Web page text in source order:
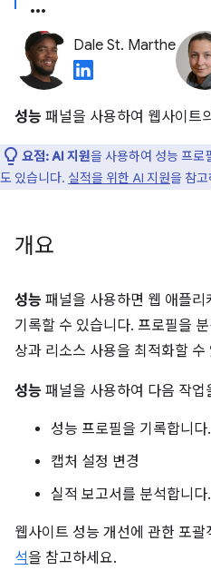
Dale St. Marthe
성능 패널을 사용하여 웹사이트
요점:AI 지원을 사용하여 성능 프로
도 있습니다. 실적을 위한 AI 지원을 참
개요
성능 패널을 사용하면 웹 애플
기록할 수 있습니다. 프로필을
상과 리소스 사용을 최적화할
성능 패널을 사용하여 다음 작업
성능 프로필을 기록합니다.
캡처 설정 변경
실적 보고서를 분석합니다.
웹사이트 성능 개선에 관한 포괄
석을 참고하세요.